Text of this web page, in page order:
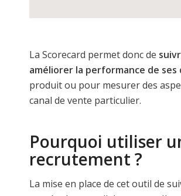
La Scorecard permet donc de
améliorer la performance de ses
produit ou pour mesurer des
canal de vente particulier.
Pourquoi utiliser
recrutement ?
La mise en place de cet outil de